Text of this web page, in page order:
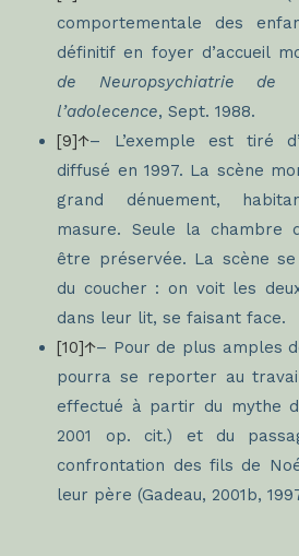
comportementale des
définitif en foyer d’accueil
de Neuropsychiatrie de
l’adolecence, Sept. 1988.
[9]↑– L’exemple est tiré
diffusé en 1997. La scène
grand dénuement,
masure. Seule la chambre
être préservée. La scène
du coucher : on voit les
dans leur lit, se faisant face.
[10]↑– Pour de plus amples
pourra se reporter au travail
effectué à partir du mythe
2001 op. cit.) et du
confrontation des fils de
leur père (Gadeau, 2001b,